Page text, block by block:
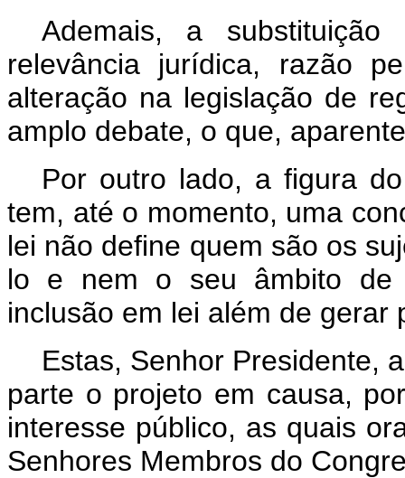
Ademais, a
relevância jurídica, razão
alteração na legislação de
amplo debate, o que,
Por outro lado, a figura
tem, até o momento, uma
lei não define quem são os
lo e nem o seu âmbito de
inclusão em lei além de gerar
Estas, Senhor Presidente,
parte o projeto em causa,
interesse público, as quais
Senhores Membros do